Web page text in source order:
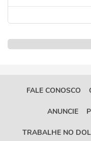
FALE CONOSCO
ANUNCIE
TRABALHE NO DOL